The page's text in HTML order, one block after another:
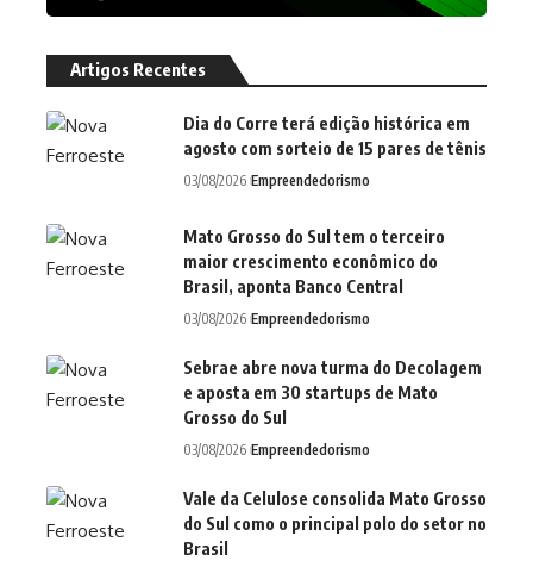
Artigos Recentes
Dia do Corre terá edição histórica em
agosto com sorteio de 15 pares de tênis
03/08/2026 Empreendedorismo
Mato Grosso do Sul tem o terceiro
maior crescimento econômico do
Brasil, aponta Banco Central
03/08/2026 Empreendedorismo
Sebrae abre nova turma do Decolagem
e aposta em 30 startups de Mato
Grosso do Sul
03/08/2026 Empreendedorismo
Vale da Celulose consolida Mato Grosso
do Sul como o principal polo do setor no
Brasil